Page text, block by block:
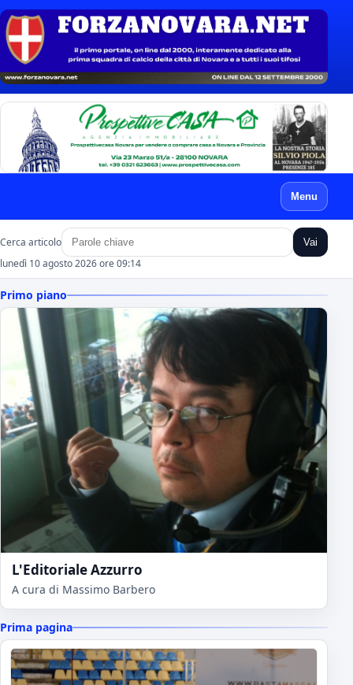
Menu
Cerca articolo Vai
lunedì 10 agosto 2026 ore 09:14
Primo piano
L'Editoriale Azzurro
A cura di Massimo Barbero
Prima pagina